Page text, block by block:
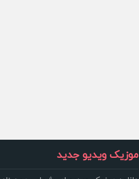
موزیک ویدیو جدید